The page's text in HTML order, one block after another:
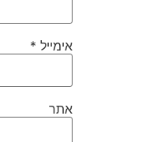
אימייל *
אתר